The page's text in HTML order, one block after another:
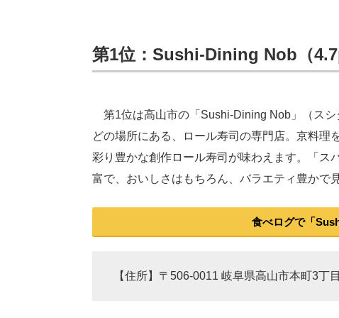
第1位：Sushi-Dining Nob（
第1位は高山市の「Sushi-Dining Nob」（ス
どの場所にある、ロール寿司の専門店。京料理
彩り豊かな創作ロール寿司が味わえます。「ス
富で、おいしさはもちろん、バラエティ豊かで
食べログで「
【住所】〒506-0011 岐阜県高山市本町3丁